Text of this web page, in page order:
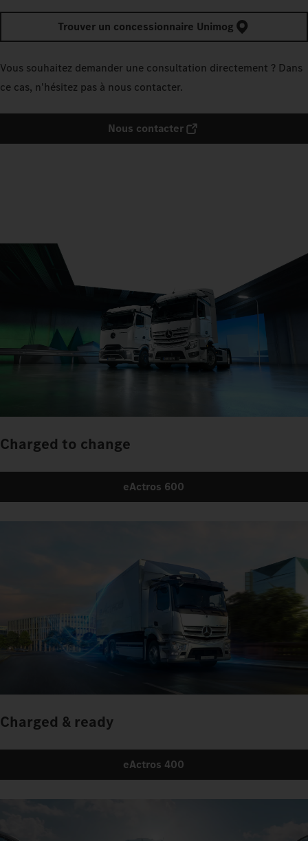
Trouver un concessionnaire Unimog
Vous souhaitez demander une consultation directement ? Dans
ce cas, n'hésitez pas à nous contacter.
Nous contacter
Charged to change
eActros 600
Charged & ready
eActros 400